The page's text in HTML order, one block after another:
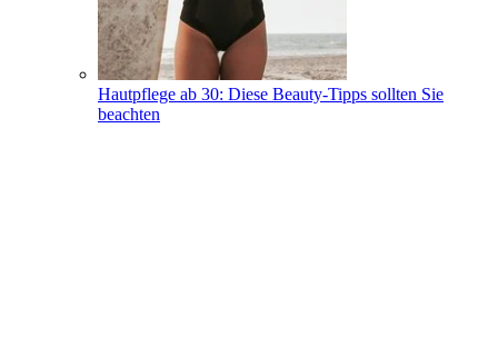
Hautpflege ab 30: Diese Beauty-Tipps sollten Sie
beachten